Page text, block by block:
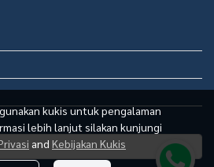
kukis untuk pengalaman
lebih lanjut silakan kunjungi
and Kebijakan Kukis